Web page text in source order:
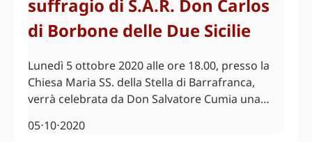
suffragio di S.A.R. Don Carlos
di Borbone delle Due Sicilie
Lunedì 5 ottobre 2020 alle ore 18.00, presso la
Chiesa Maria SS. della Stella di Barrafranca,
verrà celebrata da Don Salvatore Cumia una…
05⋅10⋅2020